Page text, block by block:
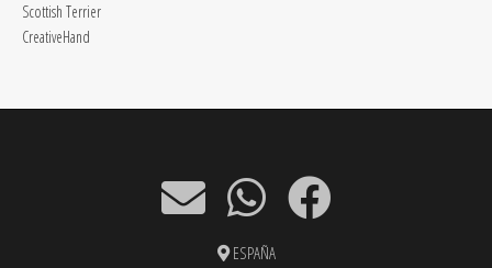
Scottish Terrier
CreativeHand
ESPAÑA